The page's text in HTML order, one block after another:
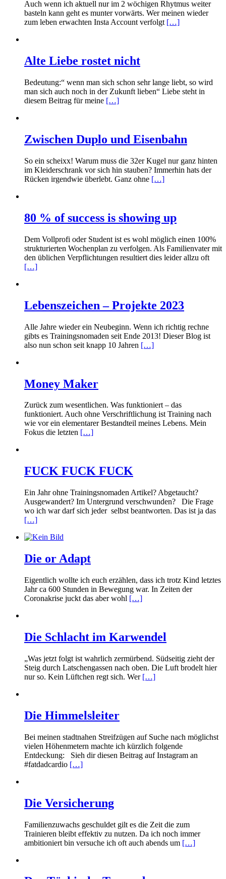
Auch wenn ich aktuell nur im 2 wöchigen Rhytmus weiter
basteln kann geht es munter vorwärts. Wer meinen wieder
zum leben erwachten Insta Account verfolgt […]
Alte Liebe rostet nicht
Bedeutung:“ wenn man sich schon sehr lange liebt, so wird
man sich auch noch in der Zukunft lieben“ Liebe steht in
diesem Beitrag für meine […]
Zwischen Duplo und Eisenbahn
So ein scheixx! Warum muss die 32er Kugel nur ganz hinten
im Kleiderschrank vor sich hin stauben? Immerhin hats der
Rücken irgendwie überlebt. Ganz ohne […]
80 % of success is showing up
Dem Vollprofi oder Student ist es wohl möglich einen 100%
strukturierten Wochenplan zu verfolgen. Als Familienvater mit
den üblichen Verpflichtungen resultiert dies leider allzu oft
[…]
Lebenszeichen – Projekte 2023
Alle Jahre wieder ein Neubeginn. Wenn ich richtig rechne
gibts es Trainingsnomaden seit Ende 2013! Dieser Blog ist
also nun schon seit knapp 10 Jahren […]
Money Maker
Zurück zum wesentlichen. Was funktioniert – das
funktioniert. Auch ohne Verschriftlichung ist Training nach
wie vor ein elementarer Bestandteil meines Lebens. Mein
Fokus die letzten […]
FUCK FUCK FUCK
Ein Jahr ohne Trainingsnomaden Artikel? Abgetaucht?
Ausgewandert? Im Untergrund verschwunden? Die Frage
wo ich war darf sich jeder selbst beantworten. Das ist ja das
[…]
Die or Adapt
Eigentlich wollte ich euch erzählen, dass ich trotz Kind letztes
Jahr ca 600 Stunden in Bewegung war. In Zeiten der
Coronakrise juckt das aber wohl […]
Die Schlacht im Karwendel
„Was jetzt folgt ist wahrlich zermürbend. Südseitig zieht der
Steig durch Latschengassen nach oben. Die Luft brodelt hier
nur so. Kein Lüftchen regt sich. Wer […]
Die Himmelsleiter
Bei meinen stadtnahen Streifzügen auf Suche nach möglichst
vielen Höhenmetern machte ich kürzlich folgende
Entdeckung: Sieh dir diesen Beitrag auf Instagram an
#fatdadcardio […]
Die Versicherung
Familienzuwachs geschuldet gilt es die Zeit die zum
Trainieren bleibt effektiv zu nutzen. Da ich noch immer
ambitioniert bin versuche ich oft auch abends um […]